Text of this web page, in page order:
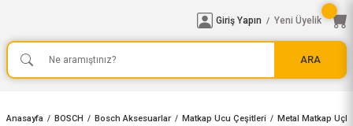
ARA
Giriş Yapın / Yeni Üyelik
Anasayfa BOSCH Bosch Aksesuarlar Matkap Ucu Çeşitleri Metal Matkap